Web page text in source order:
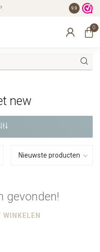
. gratis
9.9
0
new
gevonden!
WINKELEN